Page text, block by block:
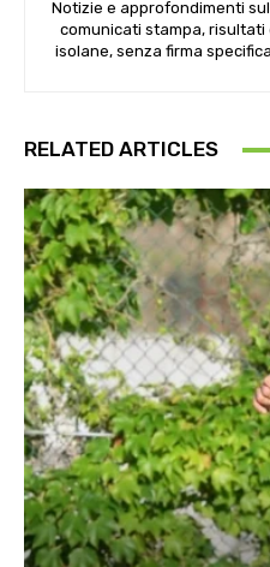
Notizie e approfondimenti
comunicati stampa,
isolane, senza firma
RELATED ARTICLES